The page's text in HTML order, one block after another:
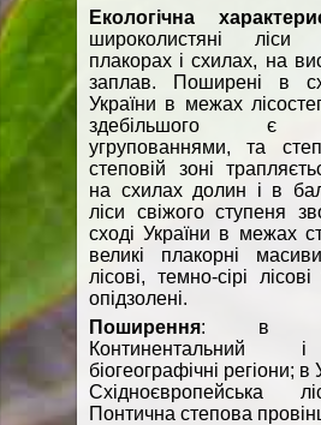
Екологічна
широколистяні
плакорах і схилах, на
заплав. Поширені в
України в межах
здебільшого є
угрупованнями, та
степовій зоні
на схилах долин і в
ліси свіжого ступеня
сході України в межах
великі плакорні
лісові, темно-сірі
опідзолені.
Поширення: в
Континентальний
біогеографічні регіони; в
Східноєвропейська
Понтична степова